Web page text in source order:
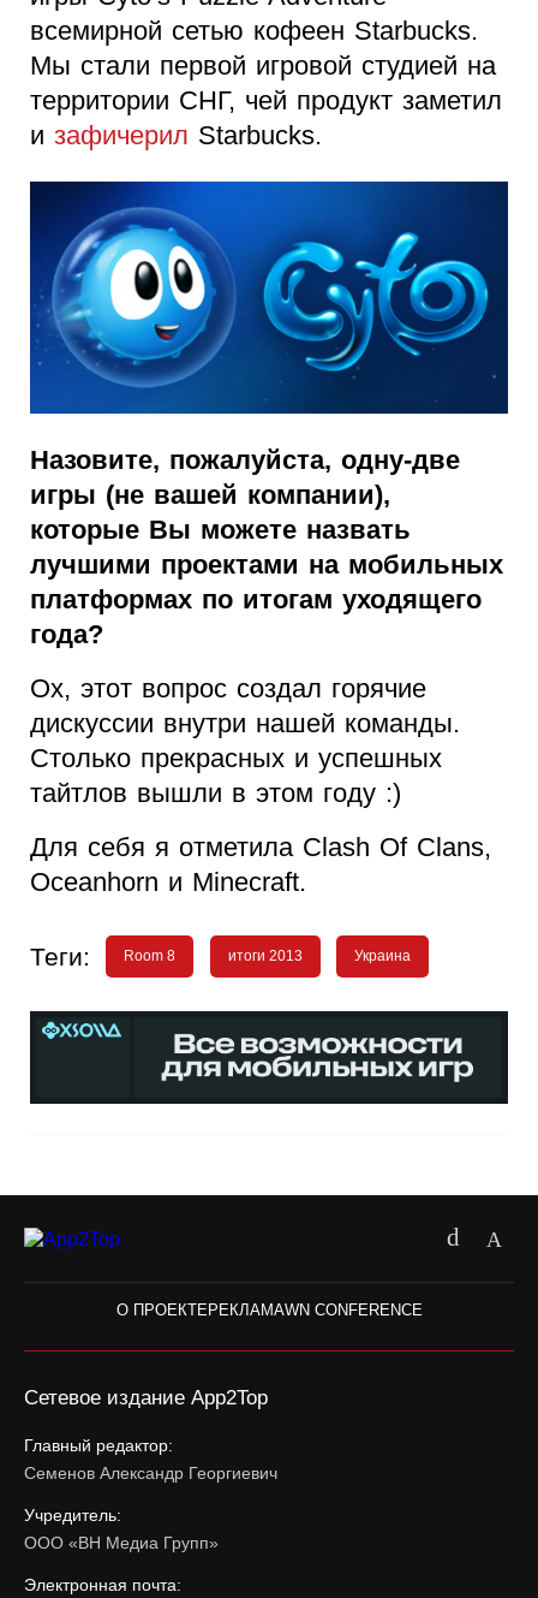
всемирной сетью кофеен Starbucks.
Мы стали первой игровой студией на
территории СНГ, чей продукт заметил
и зафичерил Starbucks.
Назовите, пожалуйста, одну-две
игры (не вашей компании),
которые Вы можете назвать
лучшими проектами на мобильных
платформах по итогам уходящего
года?
Ох, этот вопрос создал горячие
дискуссии внутри нашей команды.
Столько прекрасных и успешных
тайтлов вышли в этом году :)
Для себя я отметила Сlash Of Clans,
Oceanhorn и Minecraft.
Теги: Room 8 итоги 2013 Украина
О ПРОЕКТЕРЕКЛАМАWN CONFERENCE
Сетевое издание App2Top
Главный редактор:
Семенов Александр Георгиевич
Учредитель:
ООО «ВН Медиа Групп»
Электронная почта: